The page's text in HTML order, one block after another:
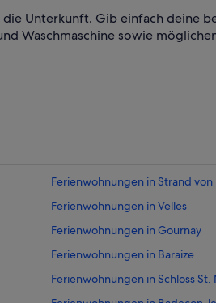
Unterkunft. Gib einfach deine
Waschmaschine sowie
Ferienwohnungen in Strand von
Ferienwohnungen in Velles
Ferienwohnungen in Gournay
Ferienwohnungen in Baraize
Ferienwohnungen in Schloss St.